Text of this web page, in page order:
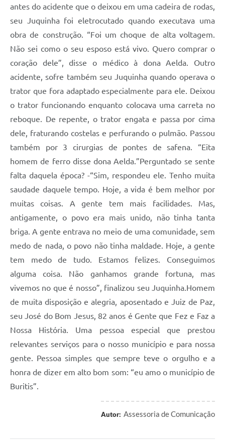
antes do acidente que o deixou em uma cadeira de rodas,
seu Juquinha foi eletrocutado quando executava uma
obra de construção. “Foi um choque de alta voltagem.
Não sei como o seu esposo está vivo. Quero comprar o
coração dele”, disse o médico à dona Aelda. Outro
acidente, sofre também seu Juquinha quando operava o
trator que fora adaptado especialmente para ele. Deixou
o trator funcionando enquanto colocava uma carreta no
reboque. De repente, o trator engata e passa por cima
dele, fraturando costelas e perfurando o pulmão. Passou
também por 3 cirurgias de pontes de safena. “Eita
homem de ferro disse dona Aelda.”Perguntado se sente
falta daquela época? -“Sim, respondeu ele. Tenho muita
saudade daquele tempo. Hoje, a vida é bem melhor por
muitas coisas. A gente tem mais facilidades. Mas,
antigamente, o povo era mais unido, não tinha tanta
briga. A gente entrava no meio de uma comunidade, sem
medo de nada, o povo não tinha maldade. Hoje, a gente
tem medo de tudo. Estamos felizes. Conseguimos
alguma coisa. Não ganhamos grande fortuna, mas
vivemos no que é nosso”, finalizou seu Juquinha.Homem
de muita disposição e alegria, aposentado e Juiz de Paz,
seu José do Bom Jesus, 82 anos é Gente que Fez e Faz a
Nossa História. Uma pessoa especial que prestou
relevantes serviços para o nosso município e para nossa
gente. Pessoa simples que sempre teve o orgulho e a
honra de dizer em alto bom som: “eu amo o município de
Buritis”.
Autor: Assessoria de Comunicação